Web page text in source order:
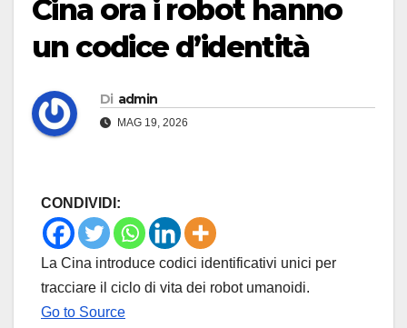
Cina ora i robot hanno
un codice d’identità
Di admin
MAG 19, 2026
CONDIVIDI:
La Cina introduce codici identificativi unici per
tracciare il ciclo di vita dei robot umanoidi.
Go to Source